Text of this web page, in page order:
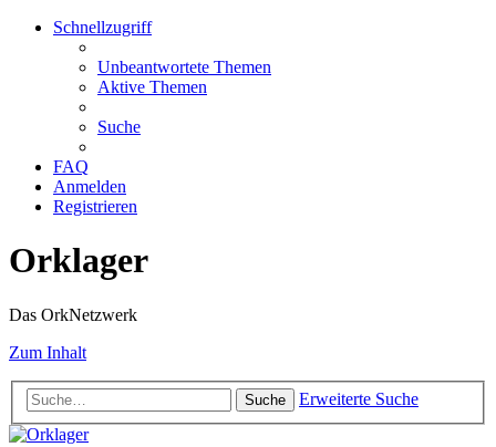
Schnellzugriff
Unbeantwortete Themen
Aktive Themen
Suche
FAQ
Anmelden
Registrieren
Orklager
Das OrkNetzwerk
Zum Inhalt
Suche Erweiterte Suche